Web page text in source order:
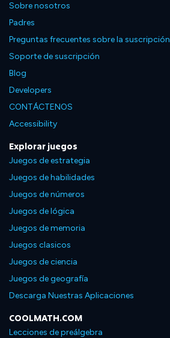
Sobre nosotros
Padres
Preguntas frecuentes sobre la suscripción
Soporte de suscripción
Blog
Developers
CONTÁCTENOS
Accessibility
Explorar juegos
Juegos de estrategia
Juegos de habilidades
Juegos de números
Juegos de lógica
Juegos de memoria
Juegos clasicos
Juegos de ciencia
Juegos de geografía
Descarga Nuestras Aplicaciones
COOLMATH.COM
Lecciones de preálgebra